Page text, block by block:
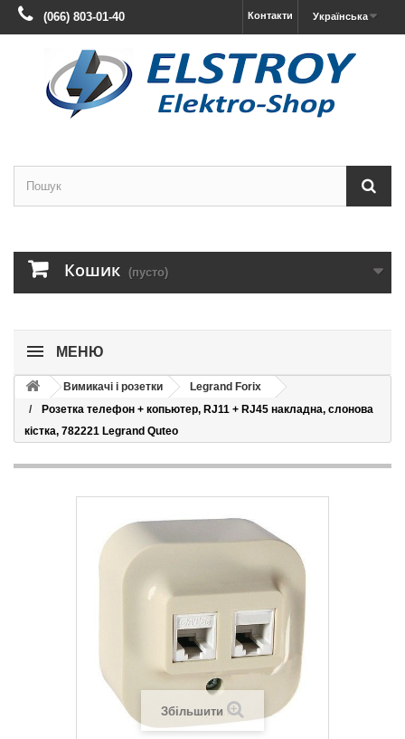
Українська
Контакти
(066) 803-01-40
Кошик (пусто)
МЕНЮ
Вимикачі і розетки
Legrand Forix
Розетка телефон + копьютер, RJ11 + RJ45 накладна, слонова
кістка, 782221 Legrand Quteo
Збільшити